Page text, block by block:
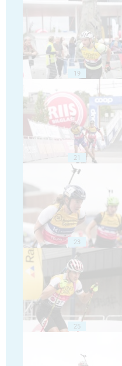
19
21
23
25